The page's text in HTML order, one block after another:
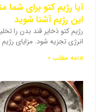
آیا رژیم کتو برای
این رژیم آشنا شوید
رژیم کتو ذخایر قند بدن را
انرژی تجزیه شود. مزایای
ادامه مطلب »